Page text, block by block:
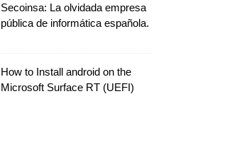
Secoinsa: La olvidada empresa
pública de informática española.
How to Install android on the
Microsoft Surface RT (UEFI)